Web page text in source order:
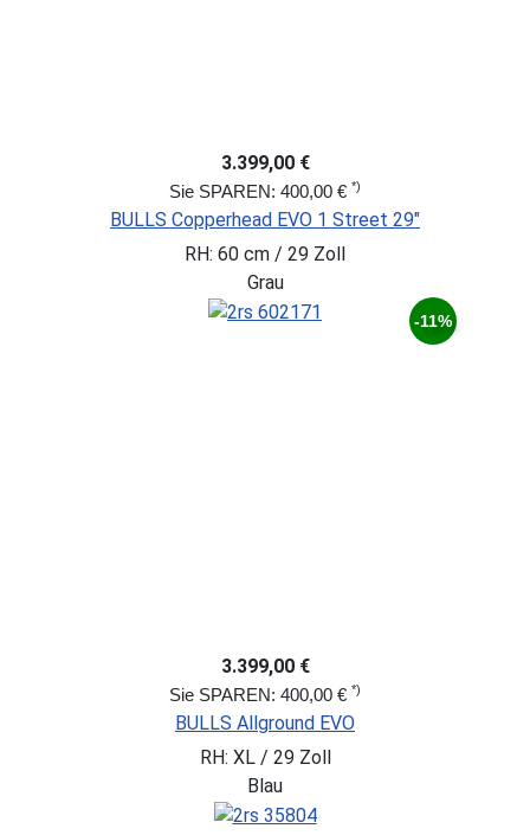
3.399,00 €
Sie SPAREN: 400,00 € *)
BULLS Copperhead EVO 1 Street 29"
RH: 60 cm / 29 Zoll
Grau
-11%
3.399,00 €
Sie SPAREN: 400,00 € *)
BULLS Allground EVO
RH: XL / 29 Zoll
Blau